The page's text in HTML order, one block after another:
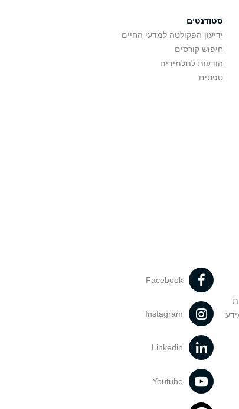
סטודנטים
ידיעון הפקולטה למדעי החיים
חיפוש קורסים
הודעות לתלמידים
טפסים
Facebook
Instagram
Linkedin
Youtube